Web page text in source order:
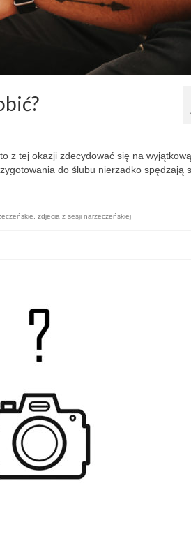
z tej okazji zdecydować się na wyjątkową
do ślubu nierzadko spędzają
zdjecia z sesji narzeczeńskiej